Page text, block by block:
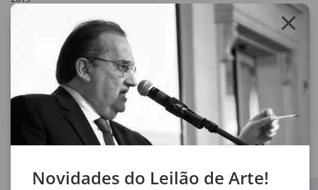
Compartilhar
Veja também
Novidades do Leilão de Arte!